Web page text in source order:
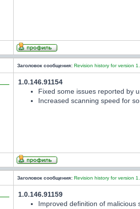
Заголовок сообщения: Revision history for version
1.0.146.91154
Fixed some issues reported by
Increased scanning speed for
Заголовок сообщения: Revision history for version
1.0.146.91159
Improved definition of malicious